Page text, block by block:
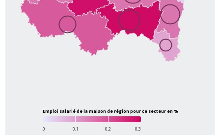
0 0,1 0,2
0,3
Emploi salarié de la maison de région pour ce secteur en %